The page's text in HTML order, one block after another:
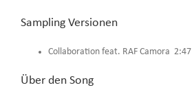
Sampling Versionen
Collaboration feat. RAF Camora
Über den Song